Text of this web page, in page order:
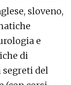
sloveno,
e
di
del